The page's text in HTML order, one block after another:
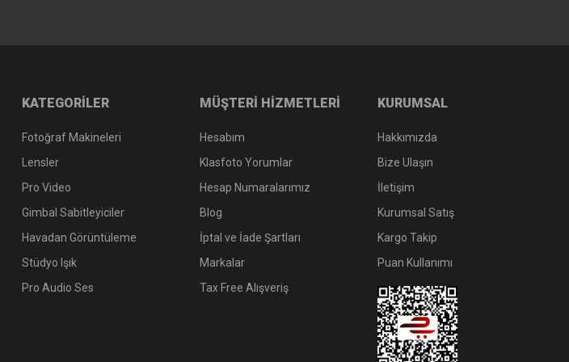
KATEGORİLER
Fotoğraf Makineleri
Lensler
Pro Video
Gimbal Sabitleyiciler
Havadan Görüntüleme
Stüdyo Işık
Pro Audio Ses
MÜŞTERİ HİZMETLERİ
Hesabım
Klasfoto Yorumlar
Hesap Numaralarımız
Blog
İptal ve İade Şartları
Markalar
Tax Free Alışveriş
KURUMSAL
Hakkımızda
Bize Ulaşın
İletişim
Kurumsal Satış
Kargo Takip
Puan Kullanımı